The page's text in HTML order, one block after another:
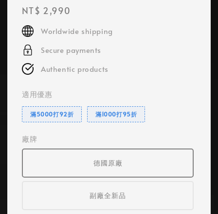
Regular
price
NT$ 2,990
Worldwide shipping
Secure payments
Authentic products
適用優惠
滿5000打92折 滿1000打95折
廠牌
德國原廠
副廠全新品